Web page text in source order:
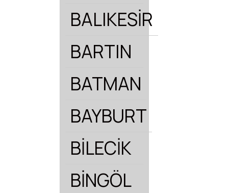
BALIKESİR
BARTIN
BATMAN
BAYBURT
BİLECİK
BİNGÖL